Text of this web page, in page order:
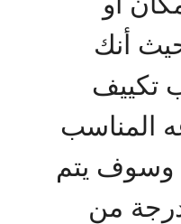
أنك
تكييف
المناسب
يتم
من